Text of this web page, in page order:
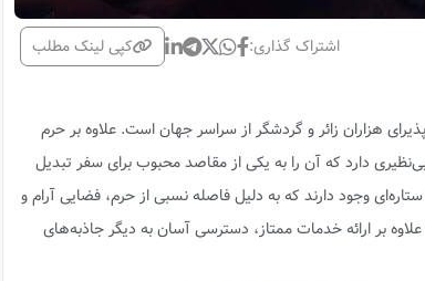
اشتراک گذاری: کپی لینک مطلب
هزاران زائر و گردشگر از سراسر جهان است. علاوه بر حرم
دارد که آن را به یکی از مقاصد محبوب برای سفر تبدیل
کرده است. در میان هتل‌های مختلف مشهد، هتل‌های 5 ستاره‌ای وجود دارند که به دلیل فاصله نسبی از حرم، فضایی آرام و
بر ارائه خدمات ممتاز، دسترسی آسان به دیگر جاذبه‌های